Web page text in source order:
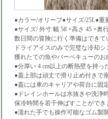
●カラー/オリーブ●サイズ/25L●重
●サイズ/ 外寸 幅 58 ×高さ 45 ×奥
数日間の冒険に行く準備はでき
ドライアイスのみで完璧な冷却
獲れたての魚やバーベキューの
●分厚い 4 cm以上の断熱壁を持
●蓋上部は頑丈で滑り止め付きで
●蓋には車のキャリアや荷台に固
●ドレインホールは水抜きや洗浄
保冷時間を若干伸ばすことができ
●濡れた手でも操作可能なゴム製